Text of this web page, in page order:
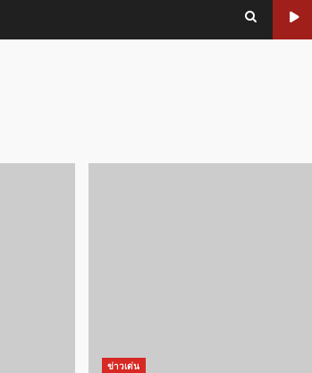
ข่าวเด่น